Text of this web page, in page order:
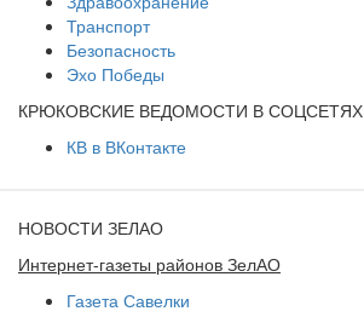
Транспорт
Безопасность
Эхо Победы
КРЮКОВСКИЕ ВЕДОМОСТИ В СОЦСЕТЯХ
КВ в ВКонтакте
НОВОСТИ ЗЕЛАО
Интернет-газеты районов ЗелАО
Газета Савелки